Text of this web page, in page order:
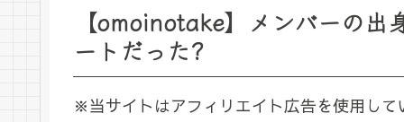
【omoinotake】メンバーの
ートだった?
※当サイトはアフィリエイト広告を使用して